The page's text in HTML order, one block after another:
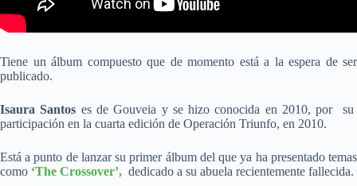
Tiene un álbum compuesto que de momento está a la espera de ser
publicado.
Isaura Santos es de Gouveia y se hizo conocida en 2010, por su
participación en la cuarta edición de Operación Triunfo, en 2010.
Está a punto de lanzar su primer álbum del que ya ha presentado temas
como ‘The Crossover’, dedicado a su abuela recientemente fallecida.